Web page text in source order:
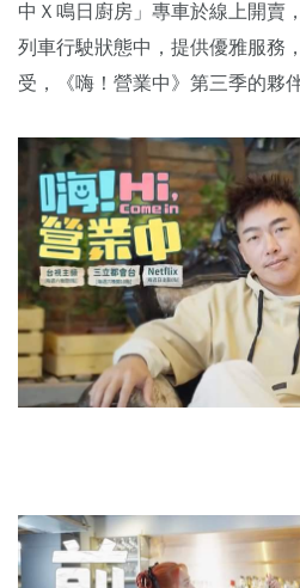
中Ｘ鳴日廚房」專車於線上開賣
列車行駛狀態中，提供優雅服務
受，《嗨！營業中》第三季的夥